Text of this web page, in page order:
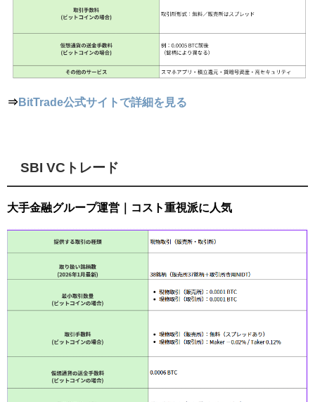
⇒BitTrade公式サイトで詳細を見る
SBI VCトレード
大手金融グループ運営｜コスト重視派に人気